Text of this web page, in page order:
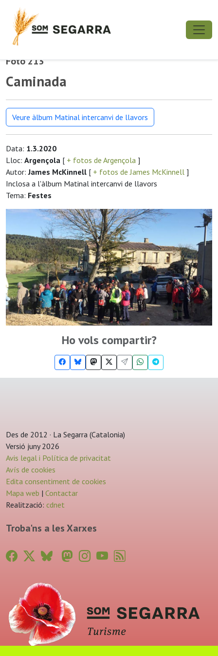
Foto 213
Caminada
Veure àlbum Matinal intercanvi de llavors
Data: 1.3.2020
Lloc: Argençola [ + fotos de Argençola ]
Autor:James McKinnell [ + fotos de James McKinnell ]
Inclosa a l'àlbum Matinal intercanvi de llavors
Tema: Festes
Ho vols compartir?
Des de 2012 · La Segarra (Catalonia)
Versió juny 2026
Avis legal i Política de privacitat
Avís de cookies
Edita consentiment de cookies
Mapa web | Contactar
Realització: cdnet
Troba'ns a les Xarxes